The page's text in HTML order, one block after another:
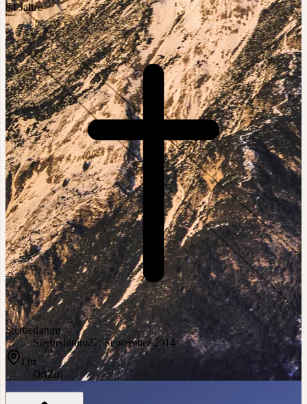
84Jahre
Sterbedatum
Sterbedatum27. September 2014
Ort
OrtZirl